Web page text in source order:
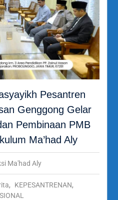
Pesantren
Genggong Gelar
Pembinaan PMB
Ma’had Aly
Ma'had Aly
, KEPESANTRENAN,